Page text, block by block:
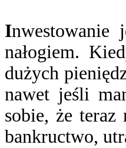
Inwestowanie
nałogiem.
dużych
nawet jeśli
sobie, że
bankructwo,